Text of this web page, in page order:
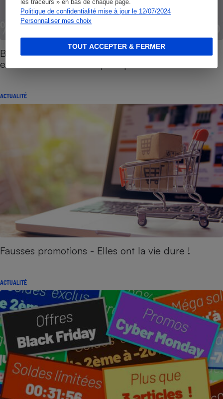
les traceurs » en bas de chaque page.
Politique de confidentialité mise à jour le 12/07/2024
Personnaliser mes choix
TOUT ACCEPTER & FERMER
Black Friday 2022 - De nouvelles règles mais
encore des mauvaises pratiques
ACTUALITÉ
Fausses promotions - Elles ont la vie dure !
ACTUALITÉ